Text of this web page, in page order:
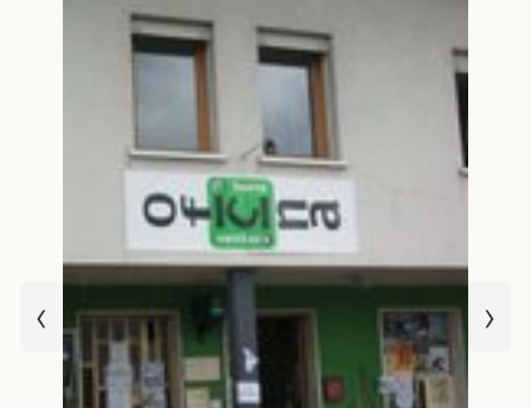
‹ ›